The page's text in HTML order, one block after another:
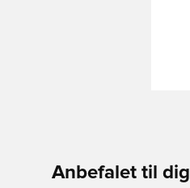
Anbefalet til dig